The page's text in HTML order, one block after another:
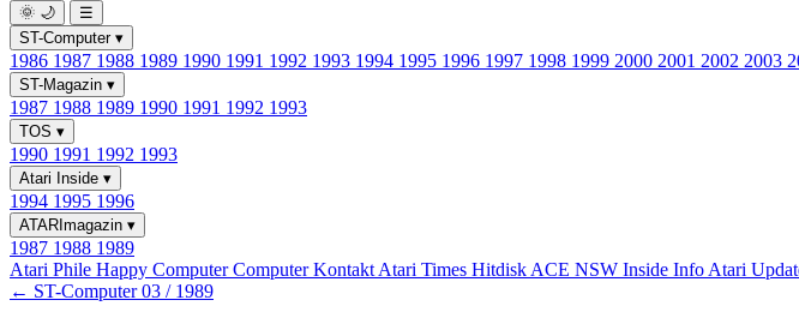
🌞 🌙
☰
ST-Computer ▾
1986 1987 1988 1989 1990 1991 1992 1993 1994 1995 1996 1997 1998 1999 2000 2001 2002 2003
ST-Magazin ▾
1987 1988 1989 1990 1991 1992 1993
TOS ▾
1990 1991 1992 1993
Atari Inside ▾
1994 1995 1996
ATARImagazin ▾
1987 1988 1989
Atari Phile Happy ComputerComputer Kontakt Atari Times Hitdisk ACE NSW Inside Info Atari
← ST-Computer 03 / 1989